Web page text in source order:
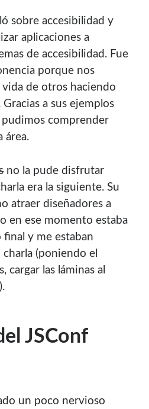
sobre accesibilidad y
aplicaciones a
de accesibilidad. Fue
porque nos
de otros haciendo
a sus ejemplos
comprender
área.
no la pude disfrutar
era la siguiente. Su
atraer diseñadores a
en ese momento estaba
final y me estaban
(poniendo el
cargar las láminas al
JSConf
un poco nervioso